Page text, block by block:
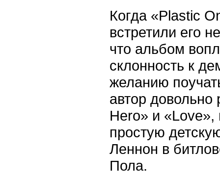
Когда «Plastic
встретили его
что альбом
склонность к
желанию
автор довольно
Hero» и
простую
Леннон в
Пола.